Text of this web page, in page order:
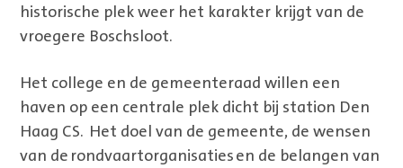
historische plek weer het karakter krijgt van de
vroegere Boschsloot.
Het college en de gemeenteraad willen een
haven op een centrale plek dicht bij station Den
Haag CS. Het doel van de gemeente, de wensen
van de rondvaartorganisaties en de belangen van